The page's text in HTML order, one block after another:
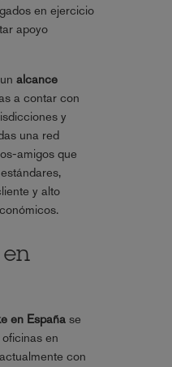
en ejercicio
apoyo
alcance
a contar con
y
una red
amigos que
y alto
en
en Españase
en
con